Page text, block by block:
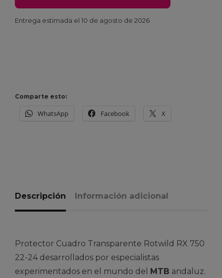
Entrega estimada el 10 de agosto de 2026
Comparte esto:
WhatsApp Facebook X
Descripción Información adicional
Protector Cuadro Transparente Rotwild RX 750
22-24 desarrollados por especialistas
experimentados en el mundo del MTB andaluz.